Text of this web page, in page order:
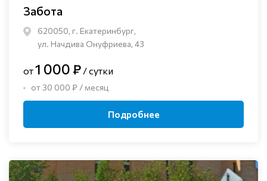
Забота
620050, г. Екатеринбург,
ул. Начдива Онуфриева, 43
от1 000 ₽ / сутки
от 30 000 ₽ / месяц
Подробнее